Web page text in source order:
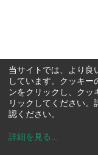
当サイトでは、より良
しています。クッキー
ンをクリックし、クッ
リックしてください。
認ください。
詳細を見る ...